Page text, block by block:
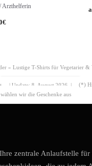
Arzthelferin
€
» Lustige T-Shirts für Vegetarier &
| Update: 8. August 2026 |
(*)
wir die Geschenke aus
zentrale Anlaufstelle für